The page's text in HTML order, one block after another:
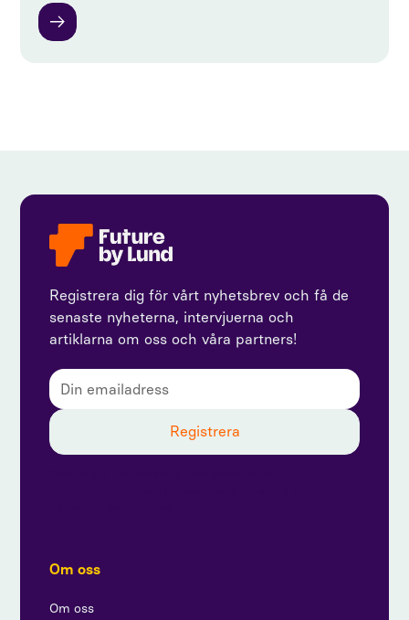
Registrera dig för vårt nyhetsbrev och få de
senaste nyheterna, intervjuerna och
artiklarna om oss och våra partners!
Om oss
Om oss